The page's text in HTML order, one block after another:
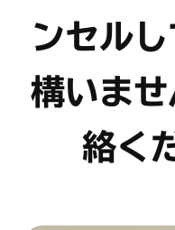
ンセル
構いま
絡く